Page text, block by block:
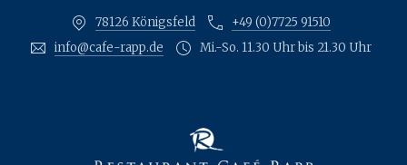
78126 Königsfeld
+49 (0)7725 91510
info@cafe-rapp.de
Mi.-So. 11.30 Uhr bis 21.30 Uhr